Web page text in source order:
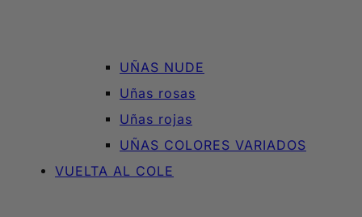
UÑAS NUDE
Uñas rosas
Uñas rojas
UÑAS COLORES VARIADOS
VUELTA AL COLE